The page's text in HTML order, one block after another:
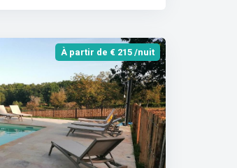
À partir de € 215 /nuit